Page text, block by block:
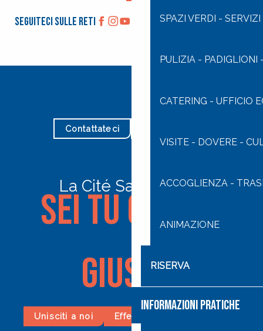
SPAZI VERDI -
PULIZIA - PADIGLIONI
CATERING - UFFICIO
VISITE - DOVERE -
ACCOGLIENZA -
ANIMAZIONE
RISERVA
INFORMAZIONI PRATICHE
Seguiteci sulle reti
Contattateci
La Cité Saint-Pierre
Sei tu quello
giusto!
Unisciti a noi Effettuare una donazione